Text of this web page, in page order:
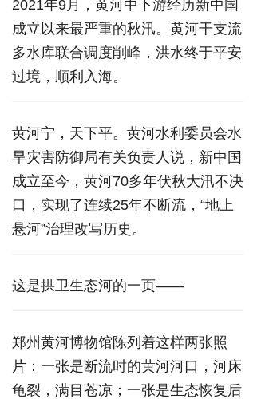
2021年9月，黄河中下游经历新中国
成立以来最严重的秋汛。黄河干支流
多水库联合调度削峰，洪水终于平安
过境，顺利入海。
黄河宁，天下平。黄河水利委员会水
旱灾害防御局有关负责人说，新中国
成立至今，黄河70多年伏秋大汛不决
口，实现了连续25年不断流，“地上
悬河”治理改写历史。
这是拱卫生态河的一页——
郑州黄河博物馆陈列着这样两张照
片：一张是断流时的黄河河口，河床
龟裂，满目苍凉；一张是生态恢复后